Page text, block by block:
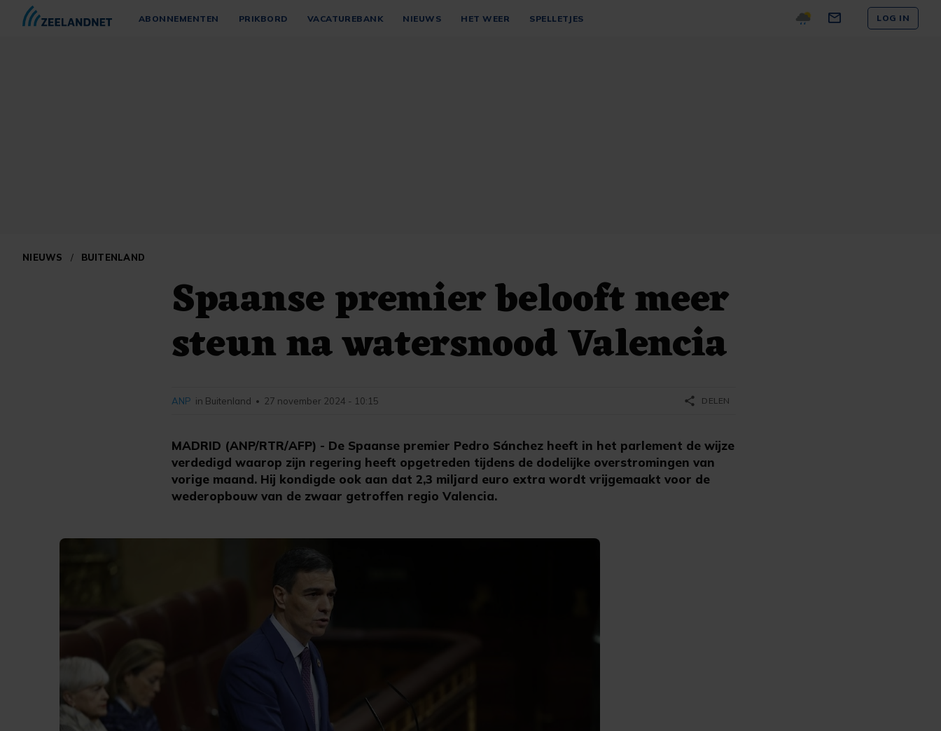
ABONNEMENTEN PRIKBORD VACATUREBANK NIEUWS HET WEER SPELLETJES LOG IN
NIEUWS / BUITENLAND
Spaanse premier belooft meer
steun na watersnood Valencia
MADRID (ANP/RTR/AFP) - De Spaanse premier Pedro Sánchez heeft in het parlement de wijze
verdedigd waarop zijn regering heeft opgetreden tijdens de dodelijke overstromingen van
vorige maand. Hij kondigde ook aan dat 2,3 miljard euro extra wordt vrijgemaakt voor de
wederopbouw van de zwaar getroffen regio Valencia.
ANP in Buitenland • 27 november 2024 - 10:15 share DELEN